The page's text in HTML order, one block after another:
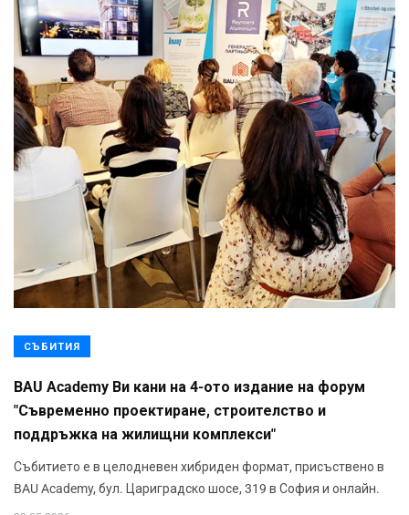
СЪБИТИЯ
BAU Academy Ви кани на 4-ото издание на форум
"Съвременно проектиране, строителство и
поддръжка на жилищни комплекси"
Събитието е в целодневен хибриден формат, присъствено в
BAU Academy, бул. Цариградско шосе, 319 в София и онлайн.